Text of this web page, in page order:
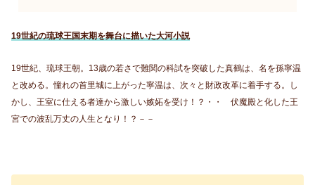
19世紀の琉球王国末期を舞台に描いた大河小説
19世紀、琉球王朝。13歳の若さで難関の科試を突破した真鶴は、名を孫寧温
と改める。憧れの首里城に上がった寧温は、次々と財政改革に着手する。し
かし、王室に仕える者達から激しい嫉妬を受け！？・・ 伏魔殿と化した王
宮での波乱万丈の人生となり！？－－